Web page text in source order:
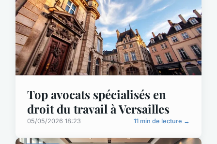
Top avocats spécialisés en
droit du travail à Versailles
05/05/2026 18:23 11 min de lecture →